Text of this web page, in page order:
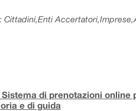
Cittadini,Enti
di prenotazioni online
e di guida